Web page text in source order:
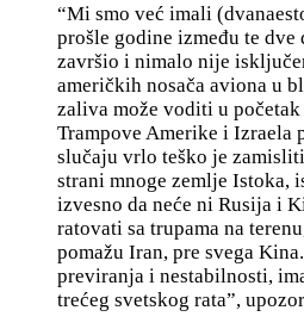
“Mi smo već imali
prošle godine između te dve
završio i nimalo nije
američkih nosača aviona u
zaliva može voditi u
Trampove Amerike i Izraela
slučaju vrlo teško je
strani mnoge zemlje Istoka,
izvesno da neće ni Rusija i
ratovati sa trupama na
pomažu Iran, pre svega
previranja i nestabilnosti,
trećeg svetskog rata”,